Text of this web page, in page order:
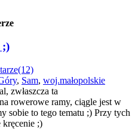
;)
, Sam, woj.małopolskie
zwłaszcza ta
rowerowe ramy, ciągle jest w
sobie to tego tematu ;) Przy tych
kręcenie ;)